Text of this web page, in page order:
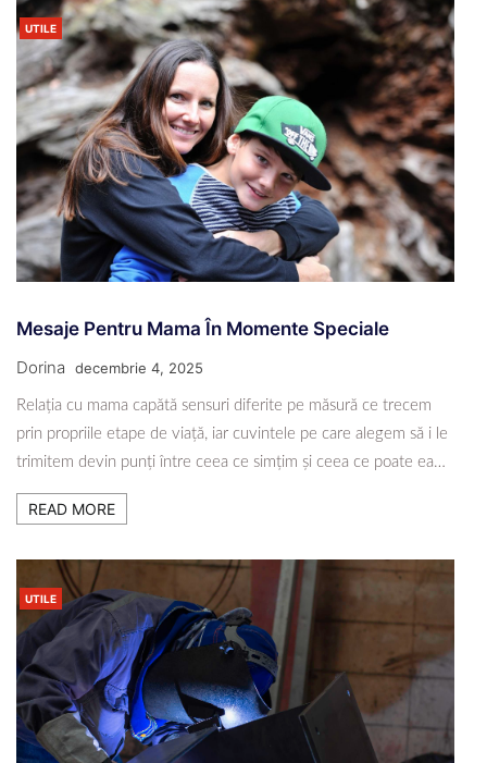
UTILE
Mesaje Pentru Mama În Momente Speciale
Dorina decembrie 4, 2025
Relația cu mama capătă sensuri diferite pe măsură ce trecem
prin propriile etape de viață, iar cuvintele pe care alegem să i le
trimitem devin punți între ceea ce simțim și ceea ce poate ea…
READ MORE
UTILE